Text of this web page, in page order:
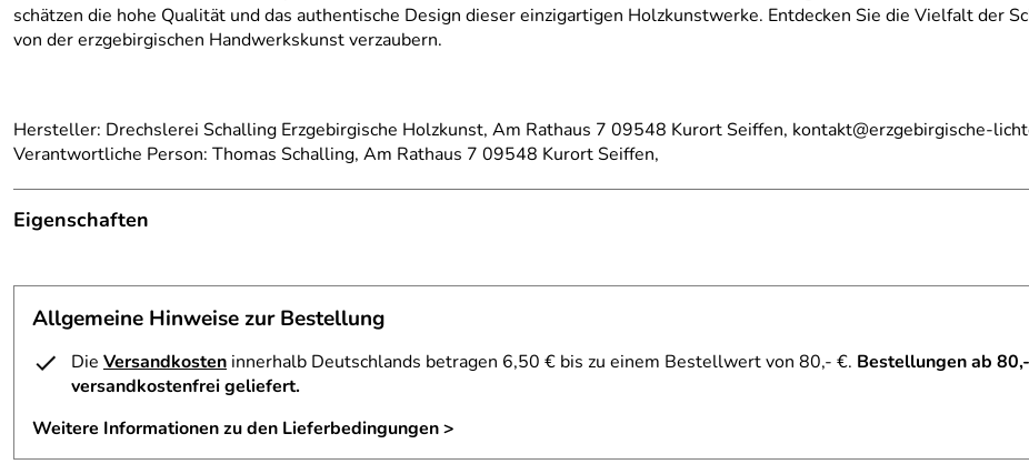
schätzen die hohe Qualität und das authentische Design dieser einzigartigen Holzkunstwerke. Entdecken Sie die Vielfalt der
von der erzgebirgischen Handwerkskunst verzaubern.
Hersteller: Drechslerei Schalling Erzgebirgische Holzkunst, Am Rathaus 7 09548 Kurort Seiffen, kontakt@erzgebirgische-
Verantwortliche Person: Thomas Schalling, Am Rathaus 7 09548 Kurort Seiffen,
Eigenschaften
Herstellungsort:
Kurort Seiffen
Herkunft:
Erzgebirge
Produktart:
Engel
Allgemeine Hinweise zur Bestellung
Die Versandkosten innerhalb Deutschlands betragen 6,50 € bis zu einem Bestellwert von 80,- €. Bestellungen ab
versandkostenfrei geliefert.
Weitere Informationen zu den Lieferbedingungen >